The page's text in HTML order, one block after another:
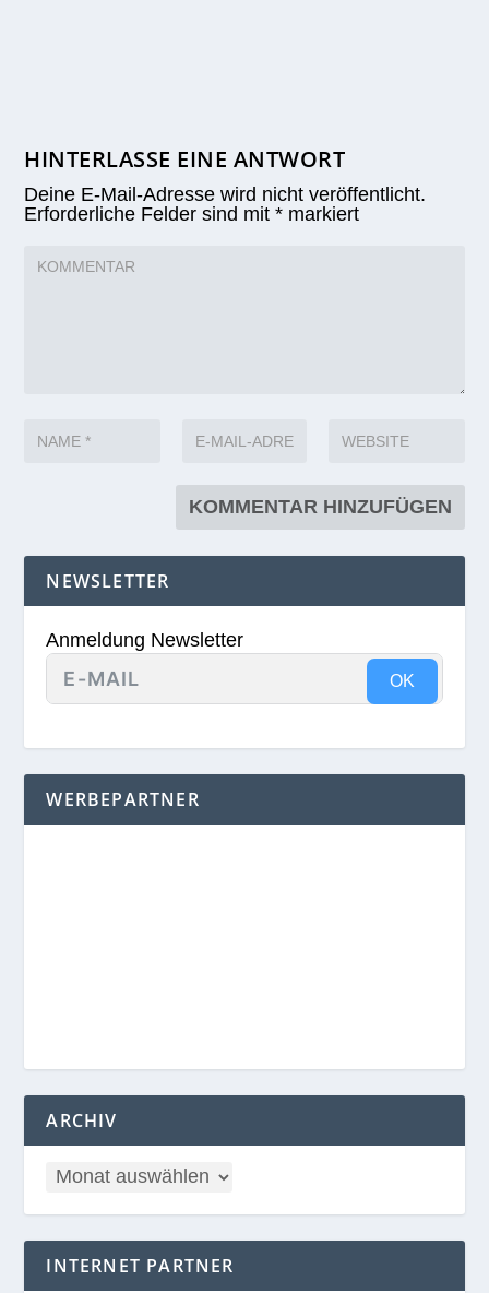
HINTERLASSE EINE ANTWORT
Deine E-Mail-Adresse wird nicht veröffentlicht.
Erforderliche Felder sind mit* markiert
NEWSLETTER
Anmeldung Newsletter
OK
WERBEPARTNER
ARCHIV
INTERNET PARTNER